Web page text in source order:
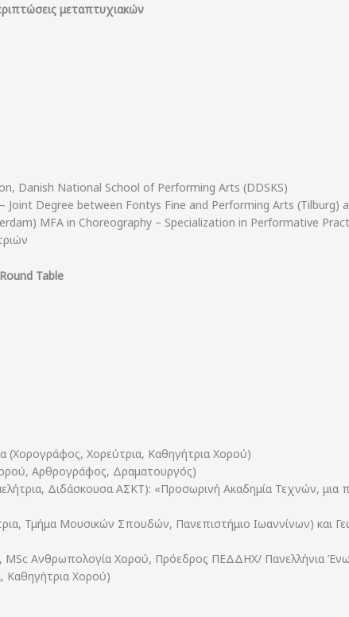
μεταπτυχιακών
Danish National School of Performing Arts (DDSKS)
Joint Degree between Fontys Fine and Performing Arts (Tilburg)
MFA in Choreography – Specialization in Performative
Table
(Χορογράφος, Χορεύτρια, Καθηγήτρια Χορού)
Αρθρογράφος, Δραματουργός)
Διδάσκουσα ΑΣΚΤ): «Προσωρινή Ακαδημία Τεχνών, μια
Τμήμα Μουσικών Σπουδών, Πανεπιστήμιο Ιωαννίνων) και
MSc Ανθρωπολογία Χορού, Πρόεδρος ΠΕΔΔΗΧ/ Πανελλήνια
Καθηγήτρια Χορού)